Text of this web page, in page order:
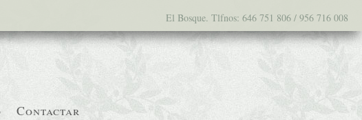
El Bosque. Tlfnos: 646 751 806 / 956 716 008
Contactar